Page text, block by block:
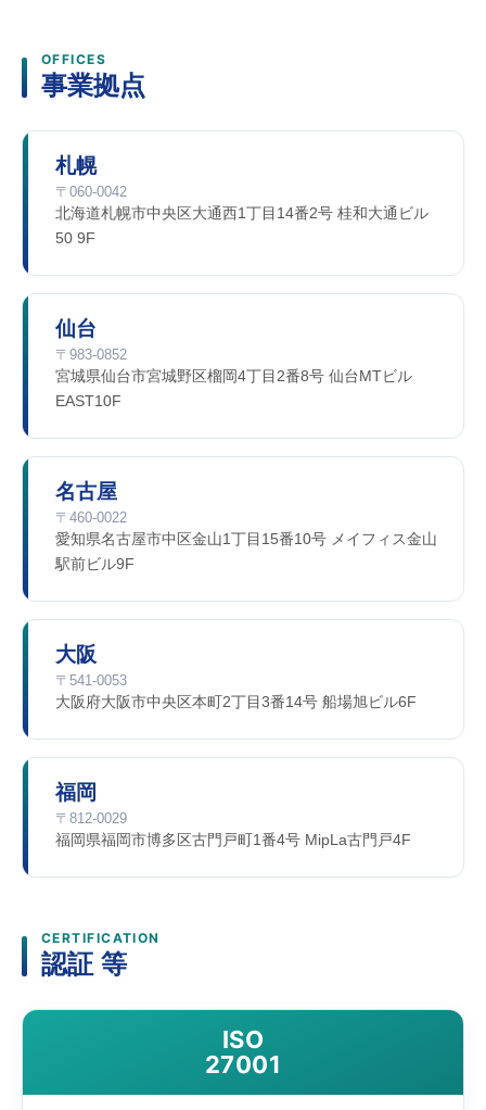
OFFICES
事業拠点
札幌
〒060-0042
北海道札幌市中央区大通西1丁目14番2号 桂和大通ビル
50 9F
仙台
〒983-0852
宮城県仙台市宮城野区榴岡4丁目2番8号 仙台MTビル
EAST10F
名古屋
〒460-0022
愛知県名古屋市中区金山1丁目15番10号 メイフィス金山
駅前ビル9F
大阪
〒541-0053
大阪府大阪市中央区本町2丁目3番14号 船場旭ビル6F
福岡
〒812-0029
福岡県福岡市博多区古門戸町1番4号 MipLa古門戸4F
CERTIFICATION
認証 等
ISO
27001